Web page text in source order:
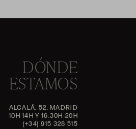
DÓNDE
ESTAMOS
ALCALÁ, 52. MADRID
10H-14H Y 16:30H-20H
(+34) 915 328 515